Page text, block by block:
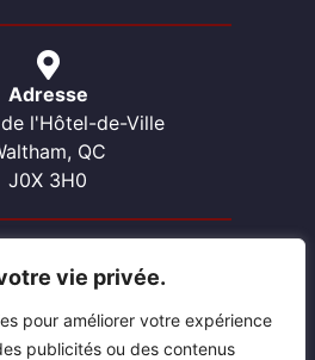
vie privée.
pour améliorer votre expérience
publicités ou des contenus
Adresse
l'Hôtel-de-Ville
QC
J0X 3H0
nous
819-689-2057